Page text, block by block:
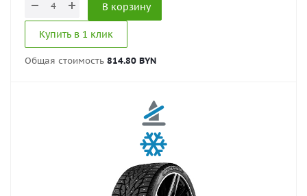
В корзину
Купить в 1 клик
Общая стоимость 814.80 BYN